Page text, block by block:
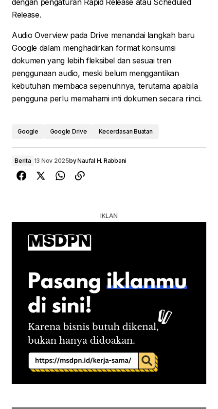
dengan pengaturan Rapid Release atau Scheduled
Release.
Audio Overview pada Drive menandai langkah baru
Google dalam menghadirkan format konsumsi
dokumen yang lebih fleksibel dan sesuai tren
penggunaan audio, meski belum menggantikan
kebutuhan membaca sepenuhnya, terutama apabila
pengguna perlu memahami inti dokumen secara rinci.
Google Google Drive Kecerdasan Buatan
Berita 13 Nov 2025byNaufal H. Rabbani